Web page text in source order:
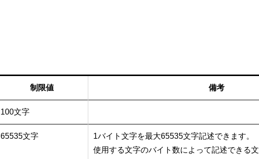
制限値 備考
100文字
65535文字
1バイト文字を最大65535文字記述できます。
使用する文字のバイト数によって記述できる文